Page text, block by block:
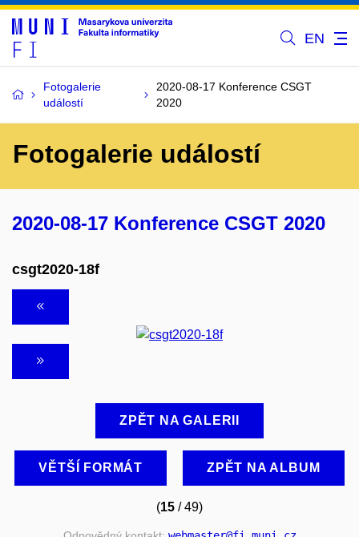
EN
Fotogalerie
událostí
2020-08-17 Konference CSGT
2020
Fotogalerie událostí
2020-08-17 Konference CSGT 2020
csgt2020-18f
ZPĚT NA GALERII
VĚTŠÍ FORMÁT ZPĚT NA ALBUM
(15 / 49)